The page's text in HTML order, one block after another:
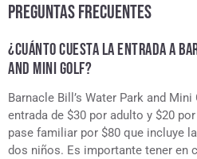
PREGUNTAS FRECUENTES
¿CUÁNTO CUESTA LA ENTRADA A
AND MINI GOLF?
Barnacle Bill’s Water Park and
entrada de $30 por adulto y $20
pase familiar por $80 que incluye
dos niños. Es importante tener en